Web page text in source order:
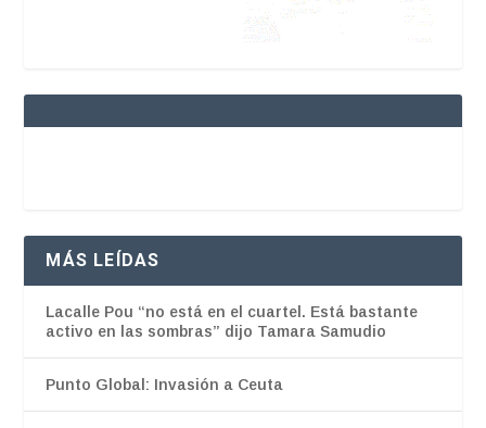
MÁS LEÍDAS
Lacalle Pou “no está en el cuartel. Está bastante
activo en las sombras” dijo Tamara Samudio
Punto Global: Invasión a Ceuta